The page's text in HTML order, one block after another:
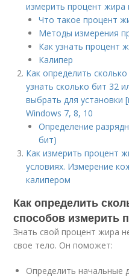
измерить процент жира
Что такое процент
Методы измерения
Как узнать
Калипер
Как определить
узнать сколько бит 32
выбрать для установки
Windows 7, 8, 10
Определение
бит)
Как измерить процент
условиях. Измерение
калипером
Как определить
способов измерить
Знать свой процент жира
свое тело. Он поможет:
Определить начальные